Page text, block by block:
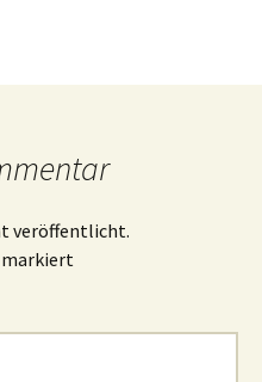
veröffentlicht.
markiert